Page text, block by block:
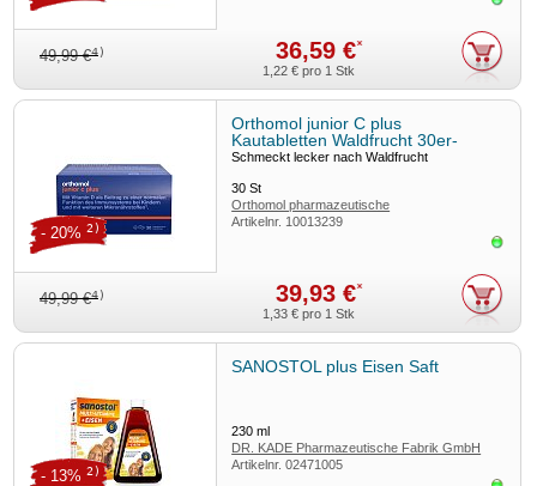
49,99 €4) 36,59 €*
1,22 € pro 1 Stk
Orthomol junior C plus
Kautabletten Waldfrucht 30er-
Packung
Schmeckt lecker nach Waldfrucht
30St
Orthomol pharmazeutische
Artikelnr. 10013239
49,99 €4) 39,93 €*
- 20% 2)
1,33 € pro 1 Stk
SANOSTOL plus Eisen Saft
230ml
DR. KADE Pharmazeutische Fabrik GmbH
Artikelnr.02471005
- 13% 2)